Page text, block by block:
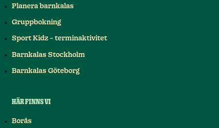
Planera barnkalas
Gruppbokning
Sport Kidz - terminaktivitet
Barnkalas Stockholm
Barnkalas Göteborg
HÄR FINNS VI
Borås